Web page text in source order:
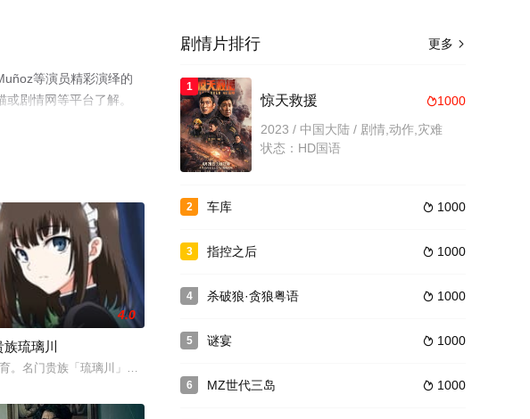
等演员精彩演绎的
剧情网等平台了解。
魅魔的城堡前，然后被2个魅魔榨汁。
4.0
琉璃川
。名门贵族「琉璃川」家没落了…… 而琉璃川家的绝代美少女椿，被权势雄厚的大贵族波依曼当做他
更多 
剧情片排行
1
1000
惊天救援
2023 / 中国大陆 / 剧情,动作,灾难
状态：HD国语
2  1000
车库
3  1000
指控之后
4  1000
杀破狼·贪狼粤语
5  1000
谜宴
6  1000
MZ世代三岛